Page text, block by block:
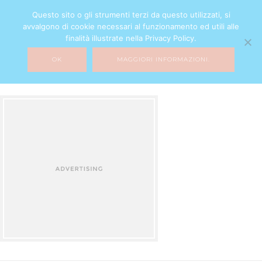
16 NOVEMBRE 2016
Questo sito o gli strumenti terzi da questo utilizzati, si
avvalgono di cookie necessari al funzionamento ed utili alle
finalità illustrate nella Privacy Policy.
OK MAGGIORI INFORMAZIONI.